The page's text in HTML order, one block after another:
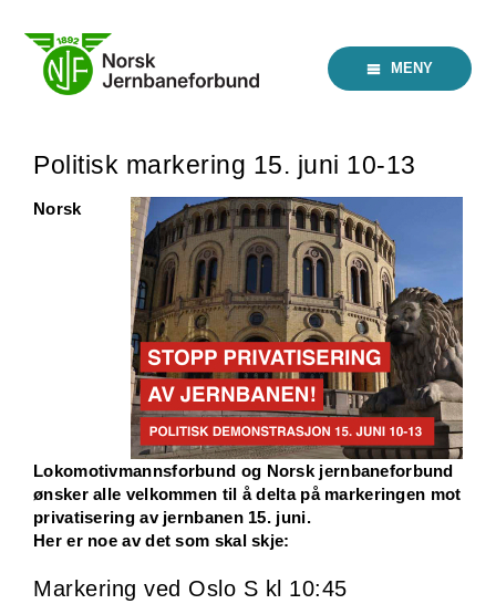
content
MENY
Politisk markering 15. juni 10-13
Norsk
Lokomotivmannsforbund og Norsk jernbaneforbund
ønsker alle velkommen til å delta på markeringen mot
privatisering av jernbanen 15. juni.
Her er noe av det som skal skje:
Markering ved Oslo S kl 10:45